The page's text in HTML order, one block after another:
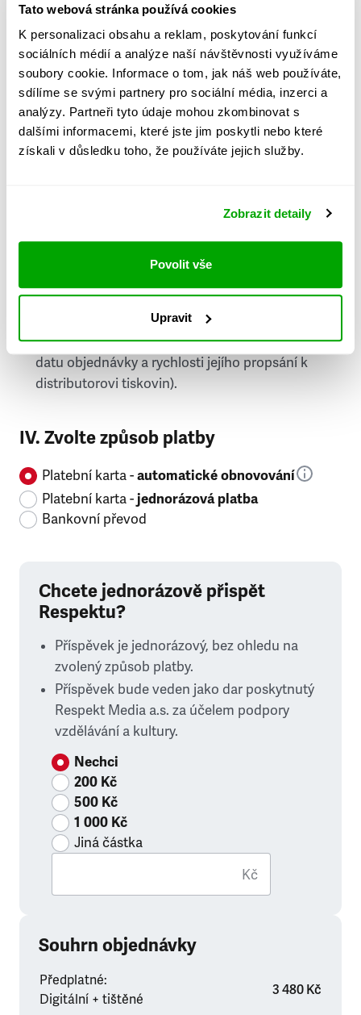
Tato webová stránka používá cookies
K personalizaci obsahu a reklam, poskytování funkcí
sociálních médií a analýze naší návštěvnosti využíváme
soubory cookie. Informace o tom, jak náš web používáte,
sdílíme se svými partnery pro sociální média, inzerci a
analýzy. Partneři tyto údaje mohou zkombinovat s
dalšími informacemi, které jste jim poskytli nebo které
získali v důsledku toho, že používáte jejich služby.
Zobrazit detaily
Povolit vše
Upravit
Město
PSČ
Stát
doručování týdeníku Respekt v tištěné verzi, na
první vydání ve vaší schránce se můžete těšit
příští, nejpozději přespříští týden (v závislosti na
datu objednávky a rychlosti jejího propsání k
distributorovi tiskovin).
IV. Zvolte způsob platby
Platební karta -automatické obnovování
Platební karta -jednorázová platba
Bankovní převod
Chcete jednorázově přispět
Respektu?
Příspěvek je jednorázový, bez ohledu na
zvolený způsob platby.
Příspěvek bude veden jako dar poskytnutý
Respekt Media a.s. za účelem podpory
vzdělávání a kultury.
Nechci
200 Kč
500 Kč
1 000 Kč
Jiná částka
Kč
Souhrn objednávky
Předplatné:
Digitální + tištěné
3 480 Kč